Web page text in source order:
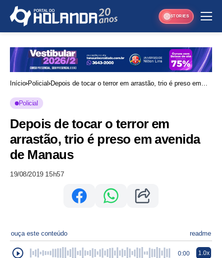
STORIES
Início Policial Depois de tocar o terror em arrastão, trio é preso em
Policial
Depois de tocar o terror em
arrastão, trio é preso em avenida
de Manaus
19/08/2019 15h57
ouça este conteúdo readme
0:00 1.0x